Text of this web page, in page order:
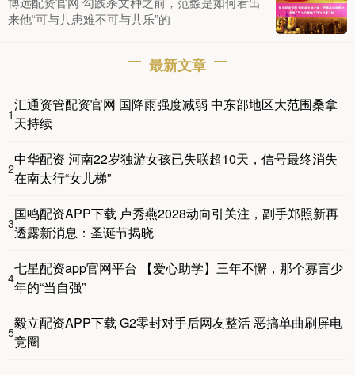
来他“可与共患难不可与共乐”的
最新文章
1
汇通资管配资官网 国降雨强度减弱 中东部地区大范围桑拿
天持续
2
中华配资 河南22岁独游女孩已失联超10天，信号最终消失
在南太行“女儿梯”
3
国鸣配资APP下载 卢秀燕2028动向引关注，副手郑照新再
透露新消息：圣诞节揭晓
4
七星配资app官网平台 【爱心助学】三年不懈，那个寡言少
年的“当自强”
5
毅立配资APP下载 G2零封对手后网友整活 恶搞单曲刷屏电
竞圈